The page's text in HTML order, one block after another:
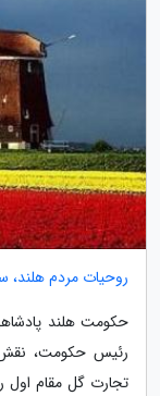
روحیات مردم هلند،
حکومت هلند
رئیس حکومت،
تجارت گل مقام اول